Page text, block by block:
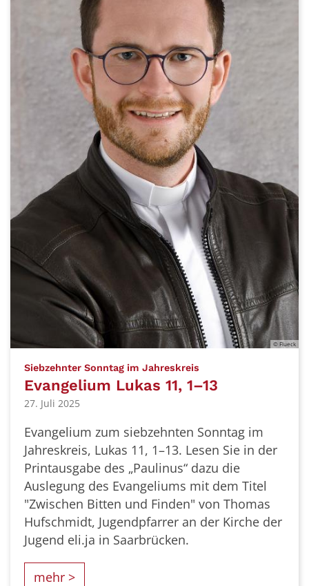
© Flueck
Siebzehnter Sonntag im Jahreskreis
Evangelium Lukas 11, 1–13
27. Juli 2025
Evangelium zum siebzehnten Sonntag im
Jahreskreis, Lukas 11, 1–13. Lesen Sie in der
Printausgabe des „Paulinus“ dazu die
Auslegung des Evangeliums mit dem Titel
"Zwischen Bitten und Finden" von Thomas
Hufschmidt, Jugendpfarrer an der Kirche der
Jugend eli.ja in Saarbrücken.
mehr >